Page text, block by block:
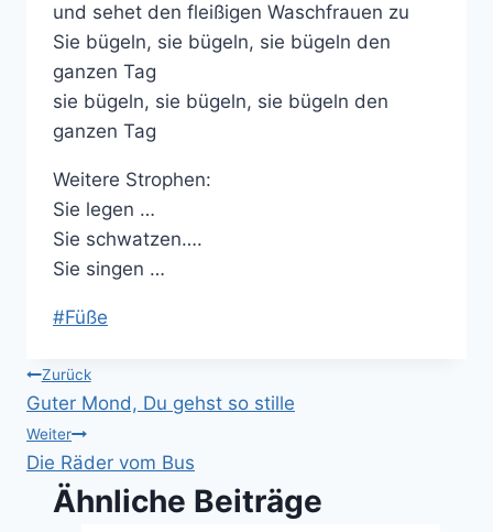
und sehet den fleißigen Waschfrauen zu
Sie bügeln, sie bügeln, sie bügeln den
ganzen Tag
sie bügeln, sie bügeln, sie bügeln den
ganzen Tag
Weitere Strophen:
Sie legen …
Sie schwatzen….
Sie singen …
Schlagworte:
#Füße
Beitragsnavigation
Zurück
Guter Mond, Du gehst so stille
Weiter
Die Räder vom Bus
Ähnliche Beiträge